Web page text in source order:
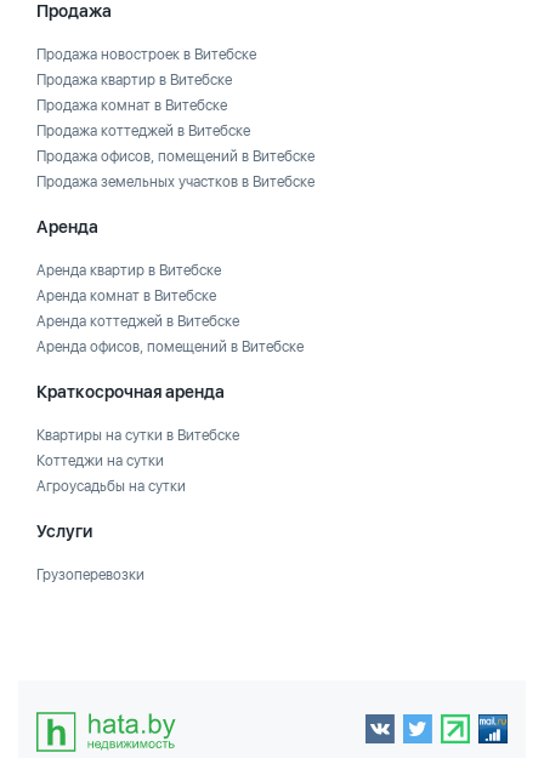
Продажа
Продажа новостроек в Витебске
Продажа квартир в Витебске
Продажа комнат в Витебске
Продажа коттеджей в Витебске
Продажа офисов, помещений в Витебске
Продажа земельных участков в Витебске
Аренда
Аренда квартир в Витебске
Аренда комнат в Витебске
Аренда коттеджей в Витебске
Аренда офисов, помещений в Витебске
Краткосрочная аренда
Квартиры на сутки в Витебске
Коттеджи на сутки
Агроусадьбы на сутки
Услуги
Грузоперевозки